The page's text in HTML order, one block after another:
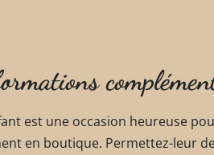
est une occasion heureuse
en boutique. Permettez-leur